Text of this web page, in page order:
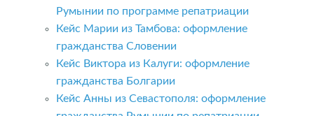
Румынии по программе репатриации
Кейс Марии из Тамбова: оформление
гражданства Словении
Кейс Виктора из Калуги: оформление
гражданства Болгарии
Кейс Анны из Севастополя: оформление